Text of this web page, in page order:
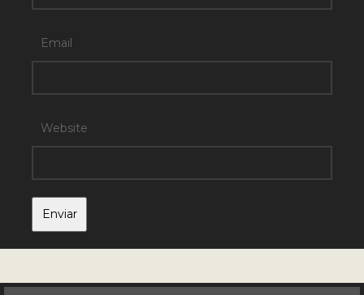
Email
Website